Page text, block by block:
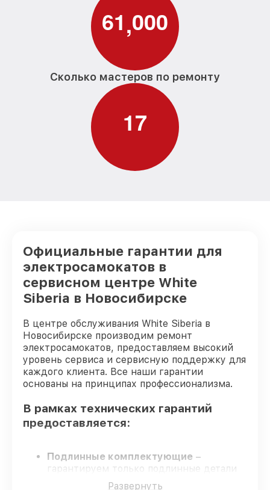
61,000
Сколько мастеров по ремонту
17
Официальные гарантии для
электросамокатов в
сервисном центре White
Siberia в Новосибирске
В центре обслуживания White Siberia в
Новосибирске производим ремонт
электросамокатов, предоставляем высокий
уровень сервиса и сервисную поддержку для
каждого клиента. Все наши гарантии
основаны на принципах профессионализма.
В рамках технических гарантий
предоставляется:
Подлинные комплектующие –
гарантируем только подлинные детали
для электросамокатов.
Развернуть